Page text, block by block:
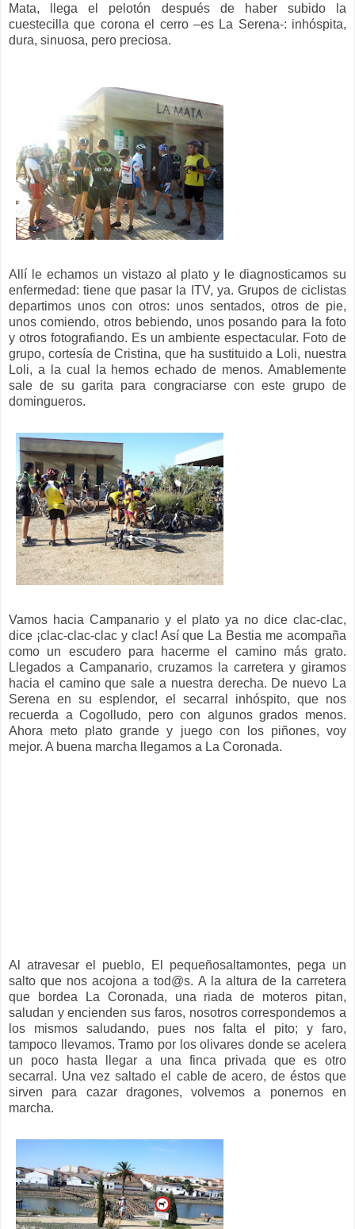
Mata, llega el pelotón después de haber subido la
cuestecilla que corona el cerro –es La Serena-: inhóspita,
dura, sinuosa, pero preciosa.
Allí le echamos un vistazo al plato y le diagnosticamos su
enfermedad: tiene que pasar la ITV, ya. Grupos de ciclistas
departimos unos con otros: unos sentados, otros de pie,
unos comiendo, otros bebiendo, unos posando para la foto
y otros fotografiando. Es un ambiente espectacular. Foto de
grupo, cortesía de Cristina, que ha sustituido a Loli, nuestra
Loli, a la cual la hemos echado de menos. Amablemente
sale de su garita para congraciarse con este grupo de
domingueros.
Vamos hacia Campanario y el plato ya no dice clac-clac,
dice ¡clac-clac-clac y clac! Así que La Bestia me acompaña
como un escudero para hacerme el camino más grato.
Llegados a Campanario, cruzamos la carretera y giramos
hacia el camino que sale a nuestra derecha. De nuevo La
Serena en su esplendor, el secarral inhóspito, que nos
recuerda a Cogolludo, pero con algunos grados menos.
Ahora meto plato grande y juego con los piñones, voy
mejor. A buena marcha llegamos a La Coronada.
Al atravesar el pueblo, El pequeñosaltamontes, pega un
salto que nos acojona a tod@s. A la altura de la carretera
que bordea La Coronada, una riada de moteros pitan,
saludan y encienden sus faros, nosotros correspondemos a
los mismos saludando, pues nos falta el pito; y faro,
tampoco llevamos. Tramo por los olivares donde se acelera
un poco hasta llegar a una finca privada que es otro
secarral. Una vez saltado el cable de acero, de éstos que
sirven para cazar dragones, volvemos a ponernos en
marcha.